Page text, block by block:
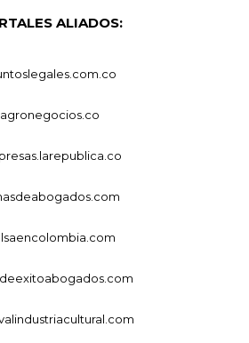
ALIADOS:
agronegocios.co